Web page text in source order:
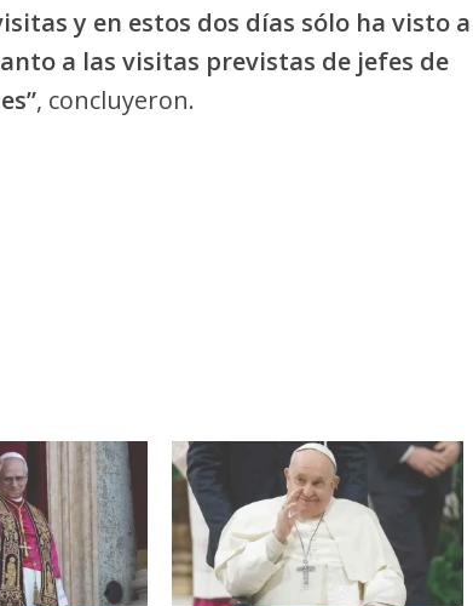
y en estos dos días sólo ha visto a
a las visitas previstas de jefes de
, concluyeron.